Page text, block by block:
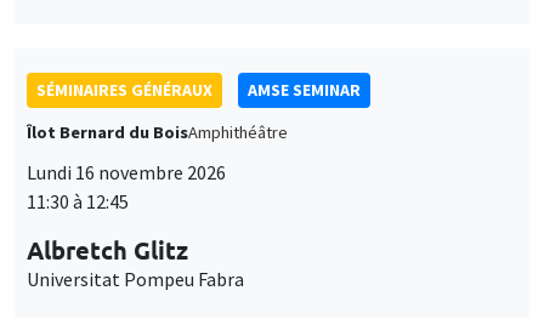
SÉMINAIRES GÉNÉRAUX
AMSE SEMINAR
Îlot Bernard du BoisAmphithéâtre
Lundi 16 novembre 2026
11:30 à 12:45
Albretch Glitz
Universitat Pompeu Fabra